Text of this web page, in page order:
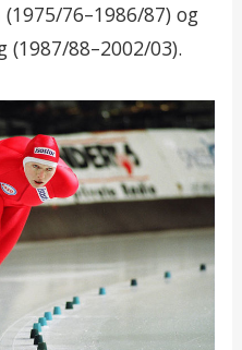
76–1986/87) og
88–2002/03).